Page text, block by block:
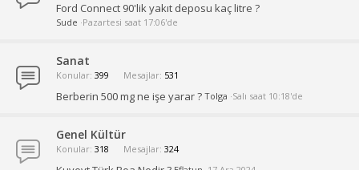
Ford Connect 90'lik yakıt deposu kaç litre ?
Sude Pazartesi saat 17:06'de
Sanat
Konular 399 Mesajlar 531
Berberin 500 mg ne işe yarar ? Tolga Salı saat 10:18'de
Genel Kültür
Konular 318 Mesajlar 324